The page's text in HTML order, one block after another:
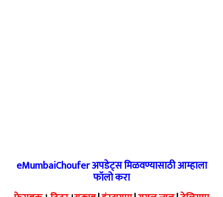
eMumbaiChoufer अपडेट्स मिळवण्यासाठी आम्हाला
फॉलो करा